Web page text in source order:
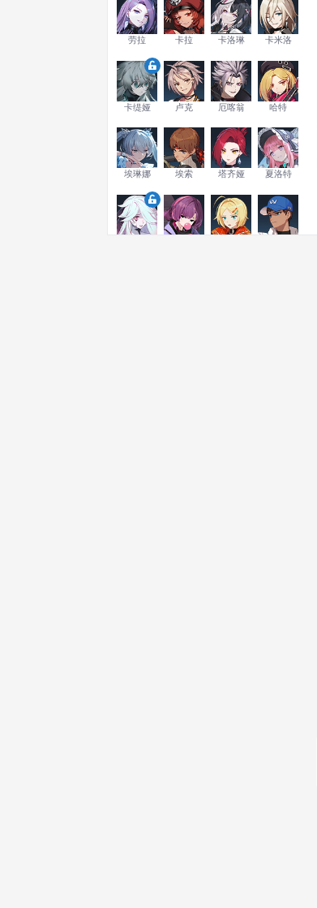
劳拉 卡拉 卡洛琳 卡米洛
卡缇娅 卢克 厄喀翁 哈特
埃琳娜 埃索 塔齐娅 夏洛特